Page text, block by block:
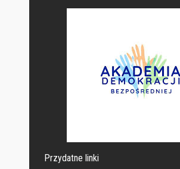
Przydatne linki